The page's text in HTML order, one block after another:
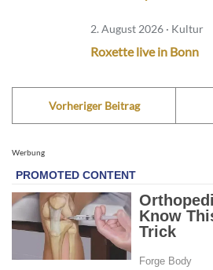
2. August 2026 · Kultur
Roxette live in Bonn
Vorheriger Beitrag
Werbung